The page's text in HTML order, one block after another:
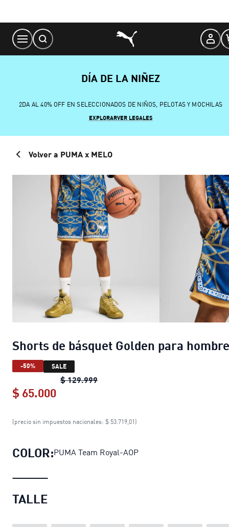
Content
DÍA DE LA NIÑEZ
2DA AL 40% OFF EN SELECCIONADOS DE NIÑOS, PELOTAS Y MOCHILAS
EXPLORARVER LEGALES
Volver a PUMA x MELO
Shorts de básquet Golden para hombre
-50% SALE
$ 129.999Shorts de básquet Golden para
$ 65.000
Shorts de básquet Golden para
(precio sin impuestos nacionales: $ 53.719,01)
COLOR:PUMA Team Royal-AOP
TALLE